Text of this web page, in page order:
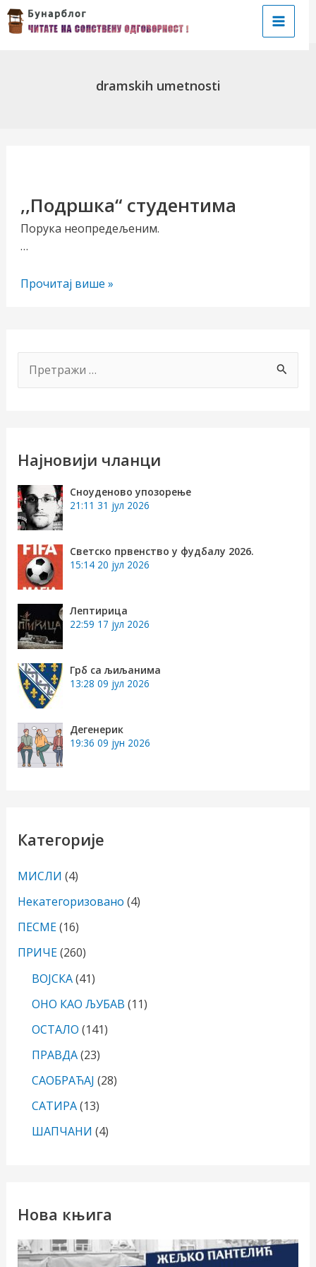
на
садржај
Main
dramskih umetnosti
,,Подршка“ студентима
Порука неопредељеним.
…
,,Подршка“
Прочитај више »
р
р
г
а
з
:
Најновији чланци
Сноуденово упозорење
21:11 31 јул 2026
Светско првенство у фудбалу 2026.
15:14 20 јул 2026
Лептирица
22:59 17 јул 2026
Грб са љиљанима
13:28 09 јул 2026
Дегенерик
19:36 09 јун 2026
Категорије
МИСЛИ (4)
Некатегоризовано (4)
ПЕСМЕ(16)
ПРИЧЕ(260)
ВОЈСКА(41)
ОНО КАО ЉУБАВ (11)
ОСТАЛО (141)
ПРАВДА(23)
САОБРАЋАЈ (28)
САТИРА(13)
ШАПЧАНИ (4)
Нова књига